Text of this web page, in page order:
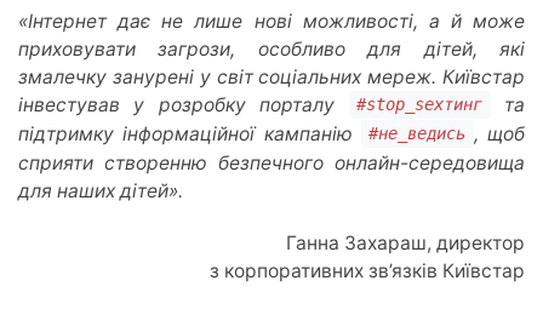
«Інтернет дає не лише нові можливості, а й може
приховувати загрози, особливо для дітей, які
змалечку занурені у світ соціальних мереж. Київстар
інвестував у розробку порталу
#stop_sexтинг
та
підтримку інформаційної кампанію
#не_ведись , щоб
сприяти створенню безпечного онлайн-середовища
для наших дітей».
Ганна Захараш, директор
з корпоративних зв’язків Київстар